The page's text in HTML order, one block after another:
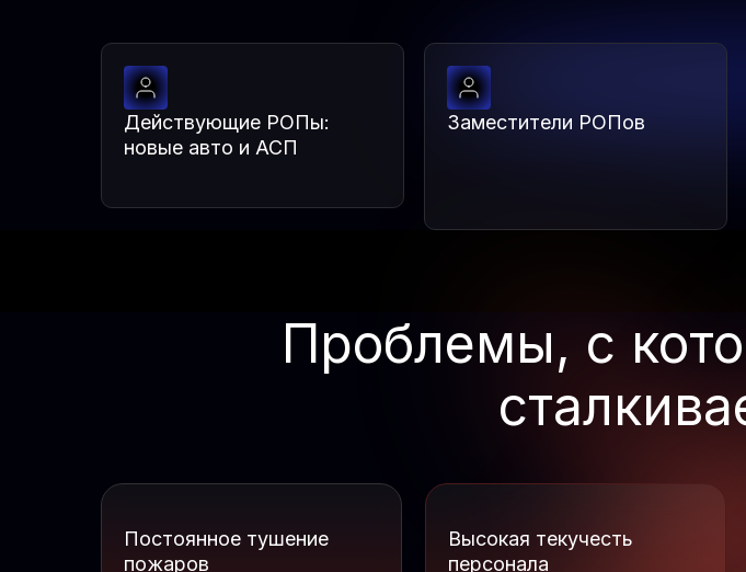
Действующие РОПы:
новые авто и АСП
Заместители РОПов
Проблемы, с
Постоянное тушение
пожаров
Высокая текучесть
персонала